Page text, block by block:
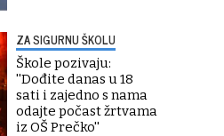
ZA SIGURNU ŠKOLU
Škole pozivaju:
''Dođite danas u 18
sati i zajedno s nama
odajte počast žrtvama
iz OŠ Prečko''